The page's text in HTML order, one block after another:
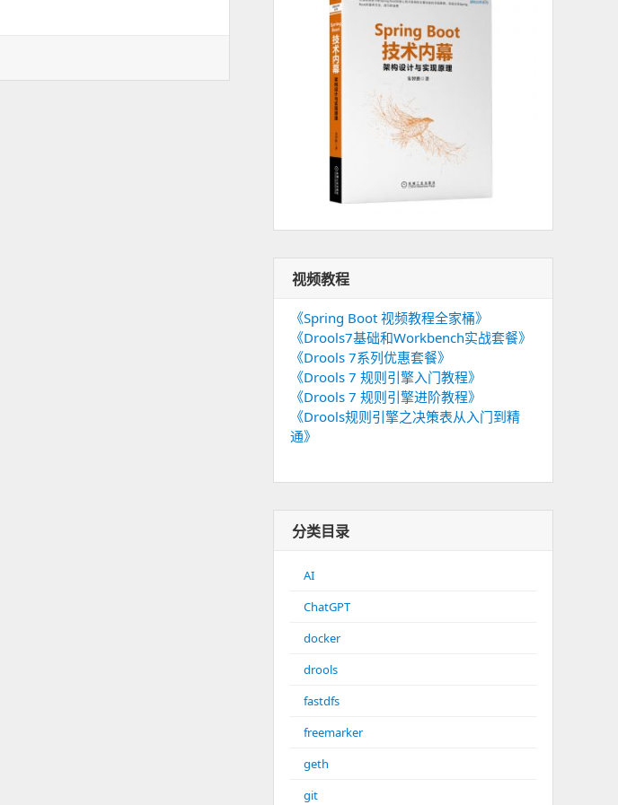
视频教程
《Spring Boot 视频教程全家桶》
《Drools7基础和Workbench实战套餐》
《Drools 7系列优惠套餐》
《Drools 7 规则引擎入门教程》
《Drools 7 规则引擎进阶教程》
《Drools规则引擎之决策表从入门到精
通》
分类目录
AI
ChatGPT
docker
drools
fastdfs
freemarker
geth
git